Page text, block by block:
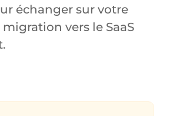
échanger sur votre
vers le SaaS